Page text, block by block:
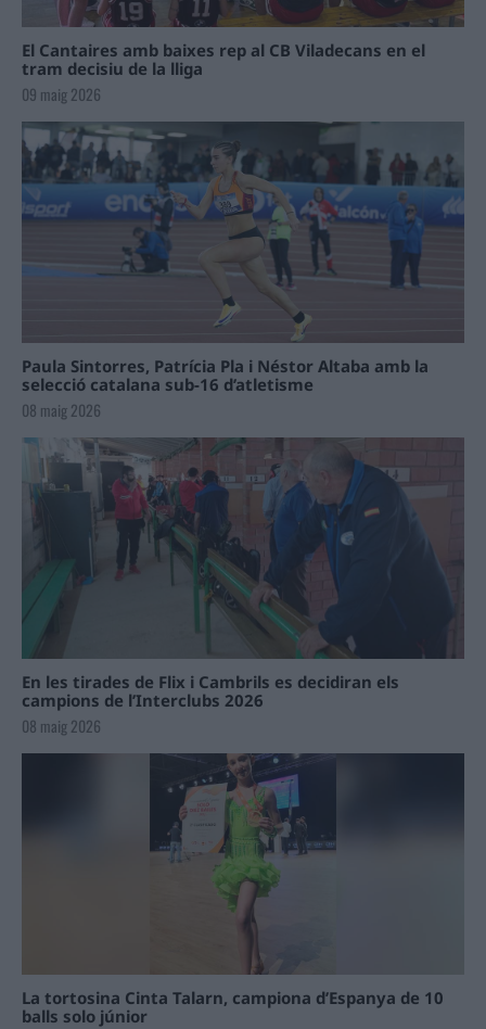
El Cantaires amb baixes rep al CB Viladecans en el
tram decisiu de la lliga
09 maig 2026
Paula Sintorres, Patrícia Pla i Néstor Altaba amb la
selecció catalana sub-16 d’atletisme
08 maig 2026
En les tirades de Flix i Cambrils es decidiran els
campions de l’Interclubs 2026
08 maig 2026
La tortosina Cinta Talarn, campiona d’Espanya de 10
balls solo júnior